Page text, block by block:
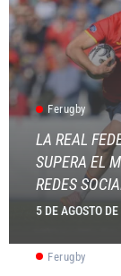
Ferugby
LA REAL
SUPERA EL
REDES
5 DE AGOSTO
Ferugby